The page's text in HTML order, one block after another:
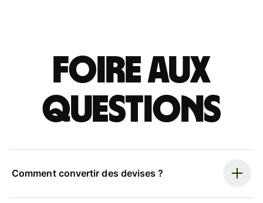
Foire aux
questions
Comment convertir des devises ?